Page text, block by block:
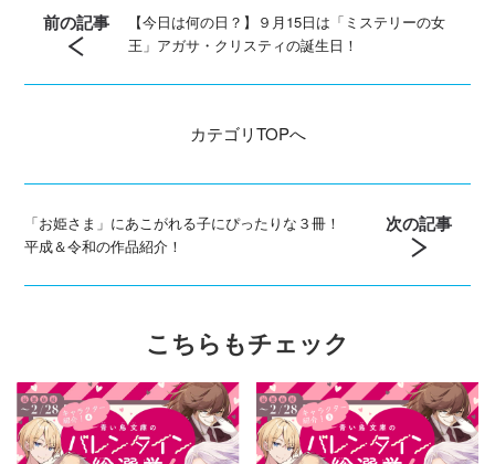
前の記事
【今日は何の日？】９月15日は「ミステリーの女
王」アガサ・クリスティの誕生日！
カテゴリTOPへ
「お姫さま」にあこがれる子にぴったりな３冊！
平成＆令和の作品紹介！
次の記事
こちらもチェック